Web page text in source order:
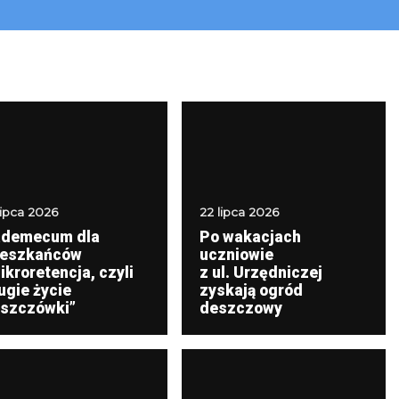
2026
dla
czyli
życie
22 lipca 2026
Po wakacjach
uczniowie
z ul. Urzędniczej
zyskają ogród
deszczowy